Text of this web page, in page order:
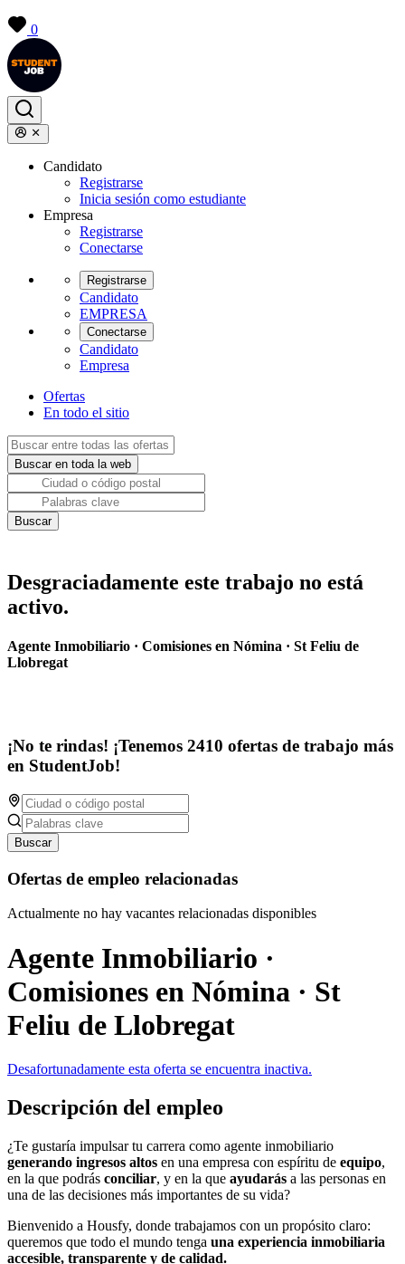
0
Candidato
Registrarse
Inicia sesión como estudiante
Empresa
Registrarse
Conectarse
Registrarse
Candidato
EMPRESA
Conectarse
Candidato
Empresa
Ofertas
En todo el sitio
Desgraciadamente este trabajo no está
activo.
Agente Inmobiliario · Comisiones en Nómina · St Feliu de
Llobregat
¡No te rindas! ¡Tenemos 2410 ofertas de trabajo más
en StudentJob!
Buscar
Ofertas de empleo relacionadas
Actualmente no hay vacantes relacionadas disponibles
Agente Inmobiliario ·
Comisiones en Nómina · St
Feliu de Llobregat
Desafortunadamente esta oferta se encuentra inactiva.
Descripción del empleo
¿Te gustaría impulsar tu carrera como agente inmobiliario
generando ingresos altos en una empresa con espíritu de equipo,
en la que podrás conciliar, y en la que ayudarás a las personas en
una de las decisiones más importantes de su vida?
Bienvenido a Housfy, donde trabajamos con un propósito claro:
queremos que todo el mundo tenga una experiencia inmobiliaria
accesible, transparente y de calidad.